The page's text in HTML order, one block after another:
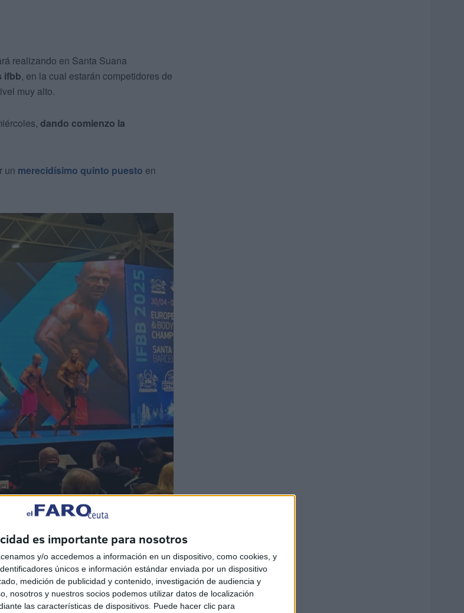
es importante para nosotros
y/o accedemos a información en un dispositivo, como cookies, y
únicos e información estándar enviada por un dispositivo
medición de publicidad y contenido, investigación de audiencia y
nosotros y nuestros socios podemos utilizar datos de localización
las características de dispositivos. Puede hacer clic para
realizando en Santa Suana
ifbb, en la cual estarán competidores de
muy alto.
dando comienzo la
un merecidísimo quinto puesto en